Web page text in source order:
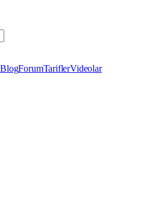
BlogForumTariflerVideolar